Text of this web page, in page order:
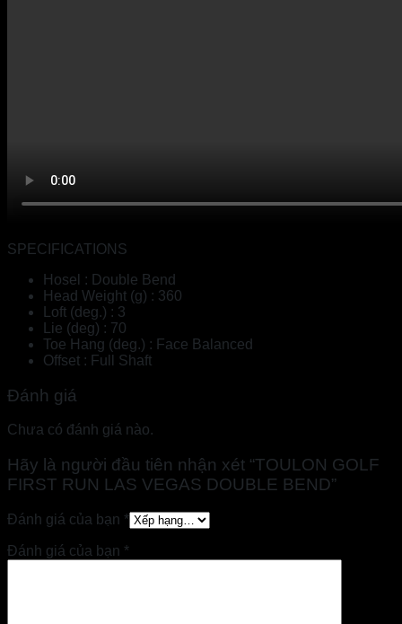
SPECIFICATIONS
Hosel : Double Bend
Head Weight (g) : 360
Loft (deg.) : 3
Lie (deg) : 70
Toe Hang (deg.) : Face Balanced
Offset : Full Shaft
Đánh giá
Chưa có đánh giá nào.
Hãy là người đầu tiên nhận xét “TOULON GOLF
FIRST RUN LAS VEGAS DOUBLE BEND”
Đánh giá của bạn *
Đánh giá của bạn *